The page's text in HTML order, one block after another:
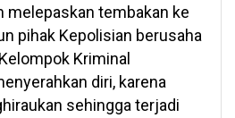
melepaskan tembakan ke
pihak Kepolisian berusaha
Kriminal
diri, karena
sehingga terjadi